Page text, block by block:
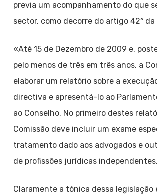
previa um acompanhamento do que
sector, como decorre do artigo 42º da
«Até 15 de Dezembro de 2009 e,
pelo menos de três em três anos, a
elaborar um relatório sobre a
directiva e apresentá-lo ao
ao Conselho. No primeiro destes
Comissão deve incluir um exame
tratamento dado aos advogados e
de profissões jurídicas
Claramente a tónica dessa legislação